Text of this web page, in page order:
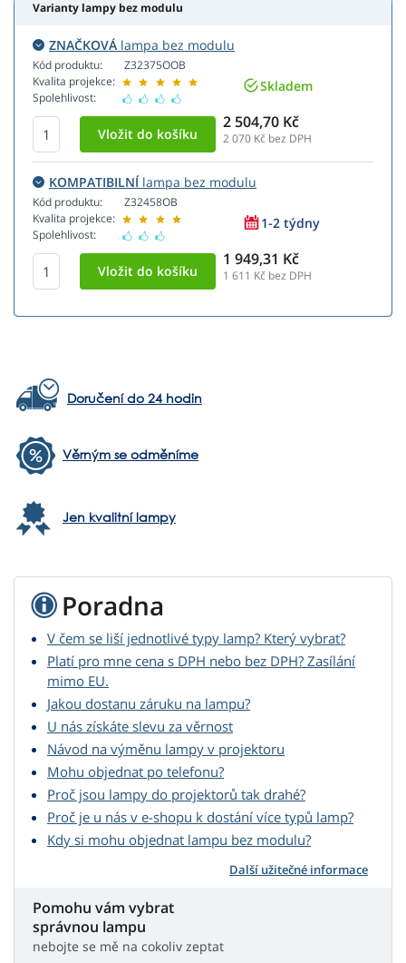
Varianty lampy bez modulu
ZNAČKOVÁ lampa bez modulu
Kód produktu:
Kvalita projekce:
Spolehlivost:
Z32375OOB
Skladem
2 504,70 Kč
2 070 Kč bez DPH
KOMPATIBILNÍlampa bez modulu
Kód produktu:
Kvalita projekce:
Spolehlivost:
Z32458OB
1-2 týdny
1 949,31 Kč
1 611 Kč bez DPH
Doručení do 24 hodin
Věrným se odměníme
Jen kvalitní lampy
Poradna
V čem se liší jednotlivé typy lamp? Který vybrat?
Platí pro mne cena s DPH nebo bez DPH? Zasílání
mimo EU.
Jakou dostanu záruku na lampu?
U nás získáte slevu za věrnost
Návod na výměnu lampy v projektoru
Mohu objednat po telefonu?
Proč jsou lampy do projektorů tak drahé?
Proč je u nás v e-shopu k dostání více typů lamp?
Kdy si mohu objednat lampu bez modulu?
Další užitečné informace
Pomohu vám vybrat
správnou lampu
nebojte se mě na cokoliv zeptat